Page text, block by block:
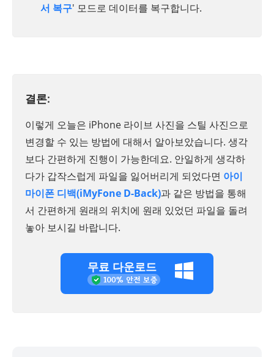
서 복구' 모드로 데이터를 복구합니다.
결론:
이렇게 오늘은 iPhone 라이브 사진을 스틸 사진으로
변경할 수 있는 방법에 대해서 알아보았습니다. 생각
보다 간편하게 진행이 가능한데요. 안일하게 생각하
다가 갑작스럽게 파일을 잃어버리게 되었다면 아이
마이폰 디백(iMyFone D-Back)과 같은 방법을 통해
서 간편하게 원래의 위치에 원래 있었던 파일을 돌려
놓아 보시길 바랍니다.
무료 다운로드